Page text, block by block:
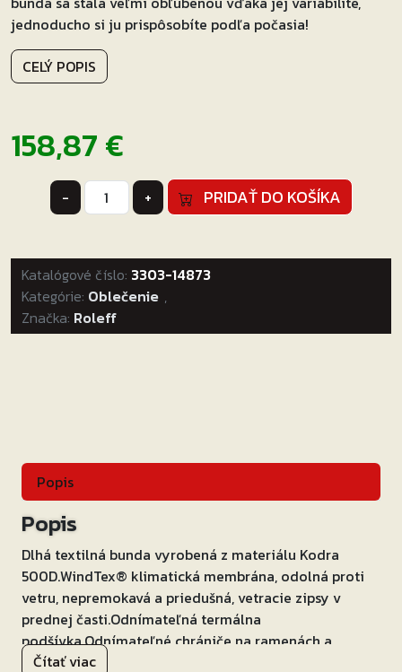
jednoducho si ju prispôsobíte podľa počasia!
CELÝ POPIS
158,87€
-
množstvo
Bunda
motorku
Roleff
Liverpool
čierno-
sivá
+ PRIDAŤ DO KOŠÍKA
Katalógové číslo: 3303-14873
Kategórie: Oblečenie ,
Značka: Roleff
Popis
Popis
Dlhá textilná bunda vyrobená z materiálu Kodra
500D.WindTex® klimatická membrána, odolná proti
vetru, nepremokavá a priedušná, vetracie zipsy v
prednej časti.Odnímateľná termálna
podšívka.Odnímateľné chrániče na ramenách a
lakťoch s certifikáciou EN 1621-1.Pevný chránič
Čítať viac